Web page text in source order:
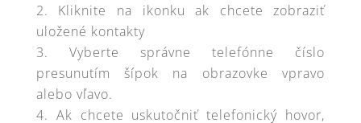
Kliknite na ikonku ak chcete zobraziť
uložené kontakty
Vyberte správne telefónne číslo
presunutím šípok na obrazovke vpravo
alebo vľavo.
Ak chcete uskutočniť telefonický hovor,